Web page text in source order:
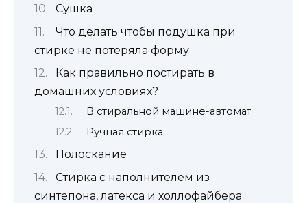
Сушка
Что делать чтобы подушка при
стирке не потеряла форму
Как правильно постирать в
домашних условиях?
В стиральной машине-автомат
Ручная стирка
Полоскание
Стирка с наполнителем из
синтепона, латекса и холлофайбера